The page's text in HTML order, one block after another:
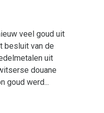
veel goud uit
besluit van de
uit
douane
goud werd...